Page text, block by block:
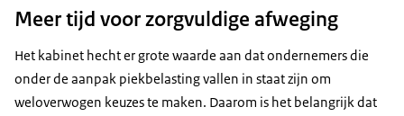
Meer tijd voor zorgvuldige afweging
Het kabinet hecht er grote waarde aan dat ondernemers die
onder de aanpak piekbelasting vallen in staat zijn om
weloverwogen keuzes te maken. Daarom is het belangrijk dat